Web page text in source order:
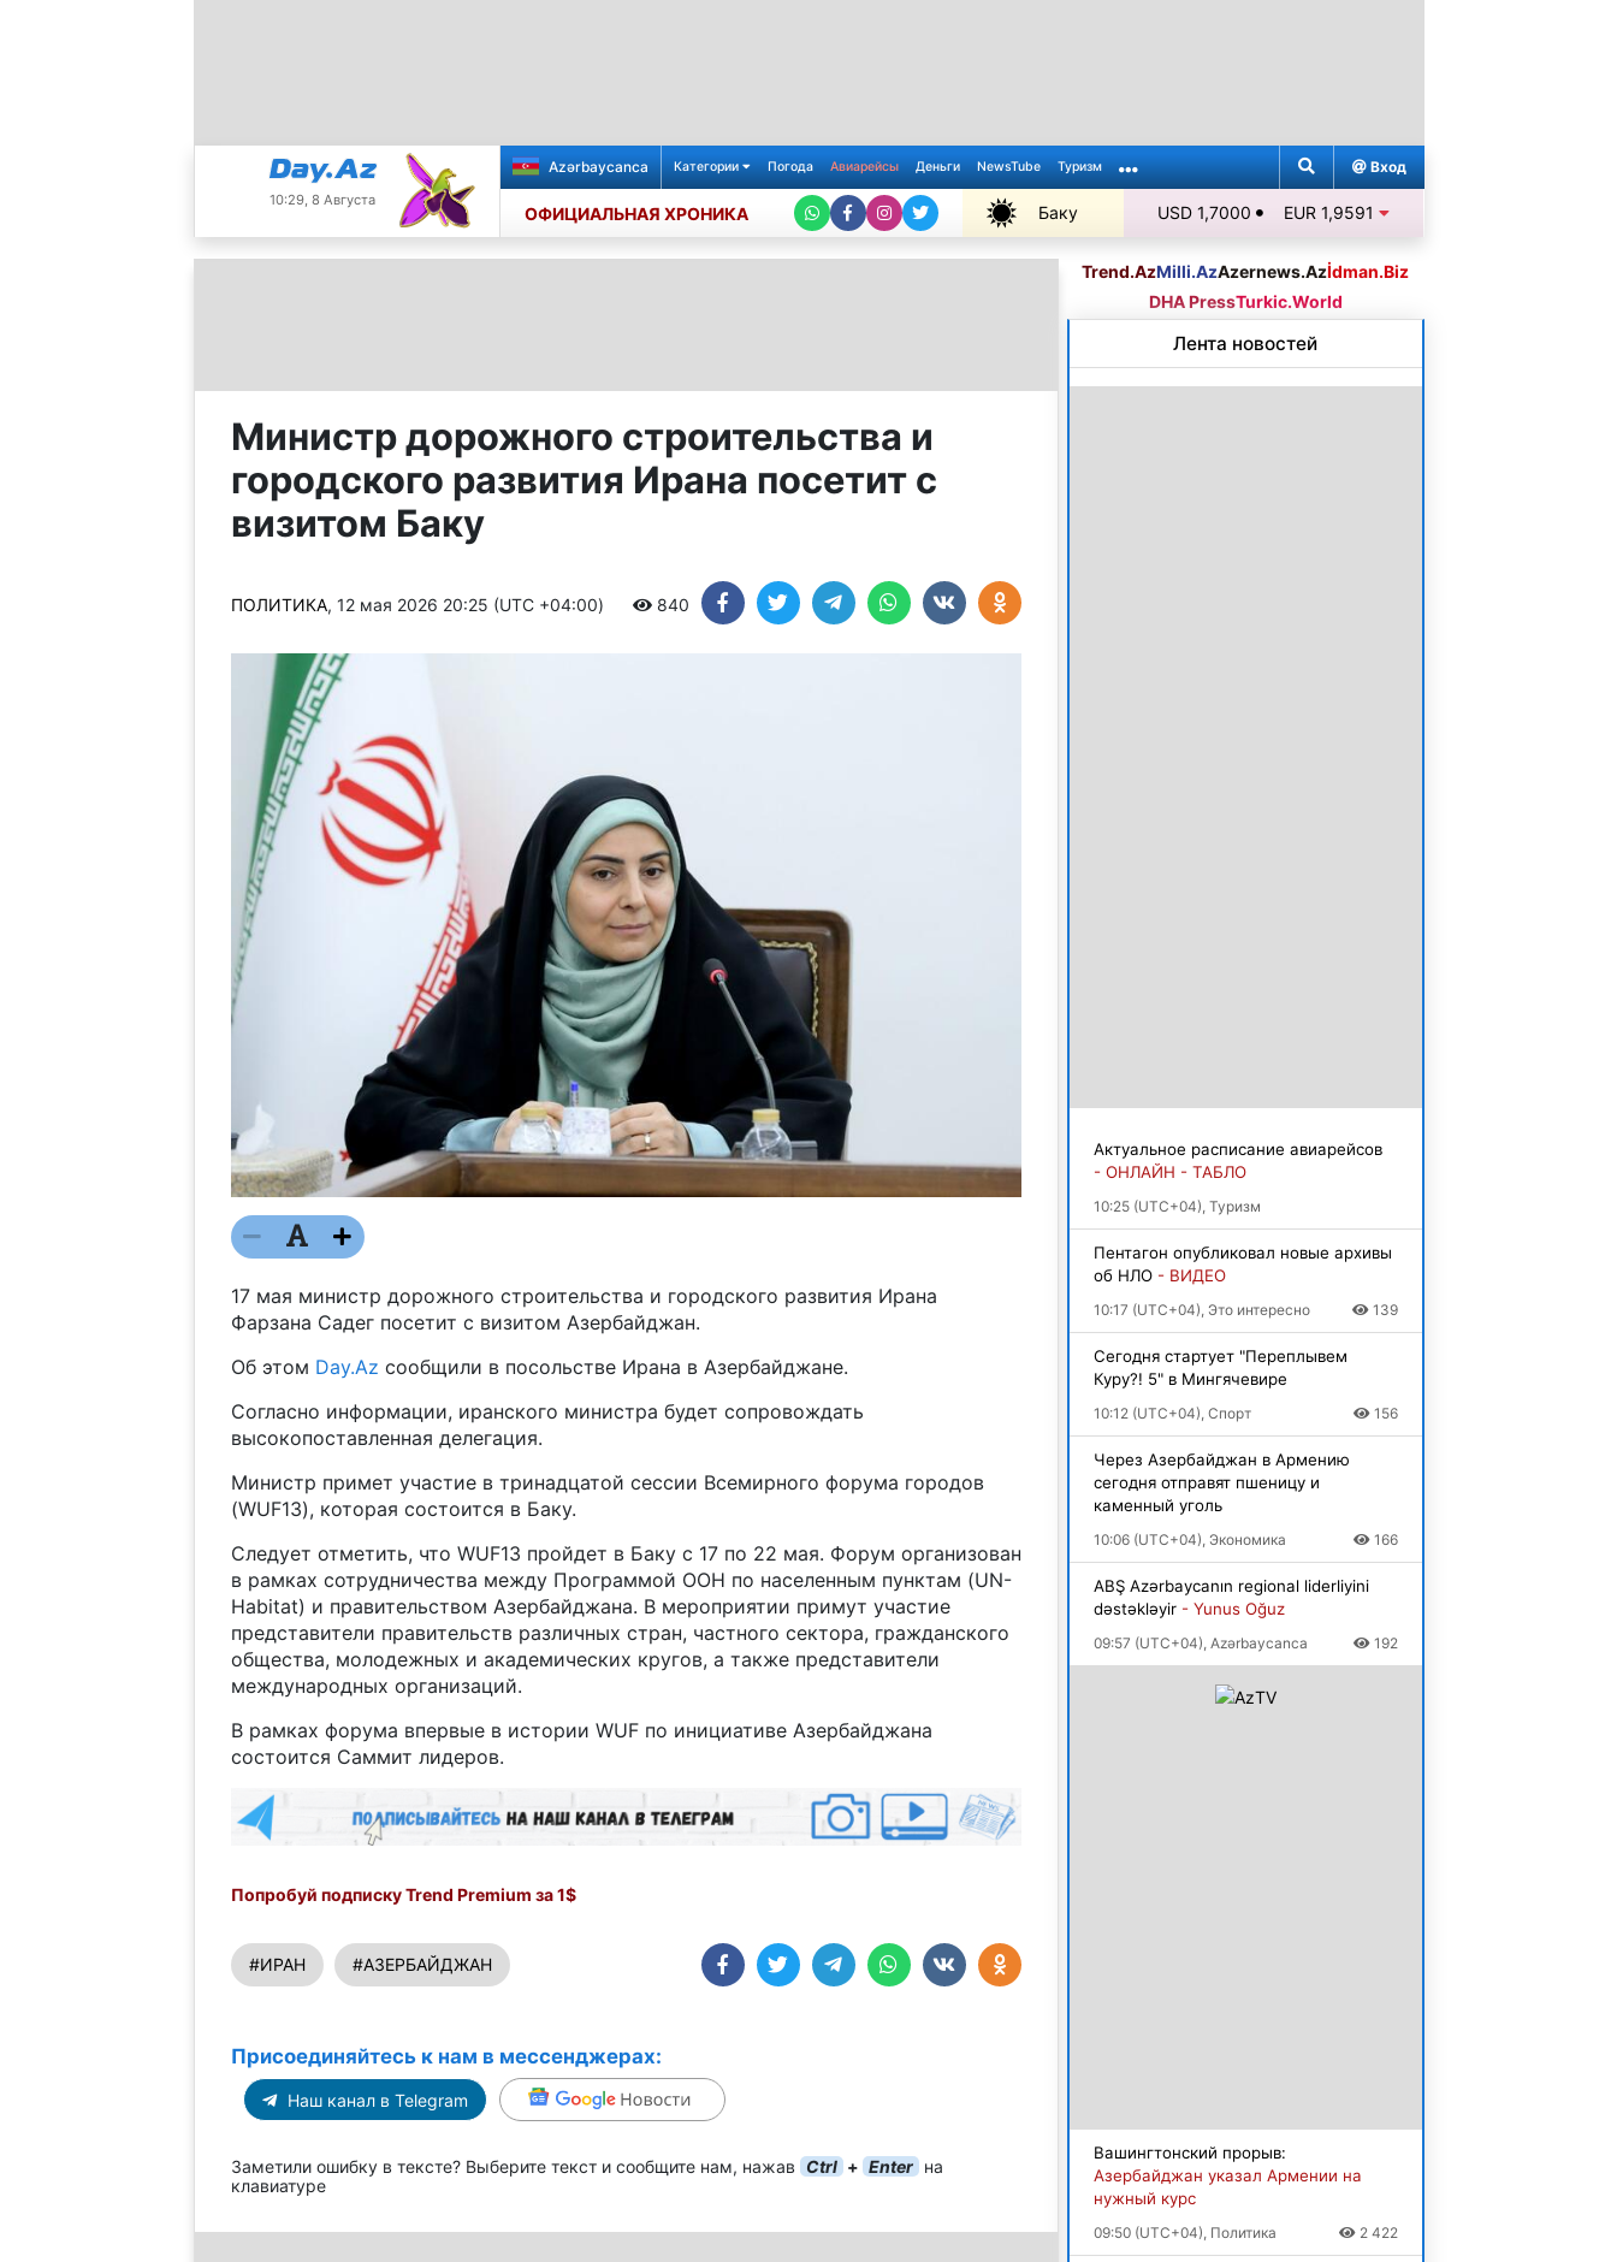
10:29, 8 Августа
Azərbaycanca Категории Погода Авиарейсы Деньги NewsTube Туризм Вход
ОФИЦИАЛЬНАЯ ХРОНИКА Баку
+32℃
USD 1,7000 EUR 1,9591
Министр дорожного строительства и
городского развития Ирана посетит с
визитом Баку
ПОЛИТИКА, 12 мая 2026 20:25 (UTC +04:00) 840
17 мая министр дорожного строительства и городского развития Ирана
Фарзана Садег посетит с визитом Азербайджан.
Об этом Day.Az сообщили в посольстве Ирана в Азербайджане.
Согласно информации, иранского министра будет сопровождать
высокопоставленная делегация.
Министр примет участие в тринадцатой сессии Всемирного форума городов
(WUF13), которая состоится в Баку.
Следует отметить, что WUF13 пройдет в Баку с 17 по 22 мая. Форум организован
в рамках сотрудничества между Программой ООН по населенным пунктам (UN-
Habitat) и правительством Азербайджана. В мероприятии примут участие
представители правительств различных стран, частного сектора, гражданского
общества, молодежных и академических кругов, а также представители
международных организаций.
В рамках форума впервые в истории WUF по инициативе Азербайджана
состоится Саммит лидеров.
Попробуй подписку Trend Premium за 1$
#ИРАН #АЗЕРБАЙДЖАН
Присоединяйтесь к нам в мессенджерах:
Наш канал в Telegram
Заметили ошибку в тексте? Выберите текст и сообщите нам, нажав Ctrl + Enter на
клавиатуре
Trend.AzMilli.AzAzernews.Azİdman.Biz
DHA PressTurkic.World
Лента новостей
Актуальное расписание авиарейсов
- ОНЛАЙН - ТАБЛО
10:25 (UTC+04), Туризм
Пентагон опубликовал новые архивы
об НЛО - ВИДЕО
10:17 (UTC+04), Это интересно 139
Сегодня стартует "Переплывем
Куру?! 5" в Мингячевире
10:12 (UTC+04), Спорт 156
Через Азербайджан в Армению
сегодня отправят пшеницу и
каменный уголь
10:06 (UTC+04), Экономика 166
ABŞ Azərbaycanın regional liderliyini
dəstəkləyir - Yunus Oğuz
09:57 (UTC+04), Azərbaycanca 192
Вашингтонский прорыв:
Азербайджан указал Армении на
нужный курс
09:50 (UTC+04), Политика 2 422